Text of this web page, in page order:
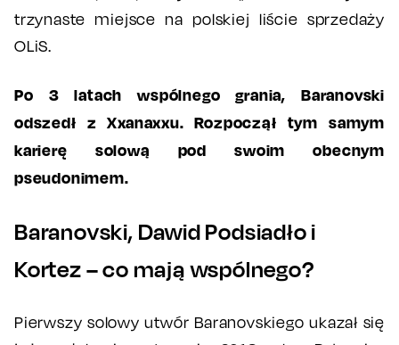
trzynaste miejsce na polskiej liście sprzedaży
OLiS.
Po 3 latach wspólnego grania, Baranovski
odszedł z Xxanaxxu. Rozpoczął tym samym
karierę solową pod swoim obecnym
pseudonimem.
Baranovski, Dawid Podsiadło i
Kortez – co mają wspólnego?
Pierwszy solowy utwór Baranovskiego ukazał się